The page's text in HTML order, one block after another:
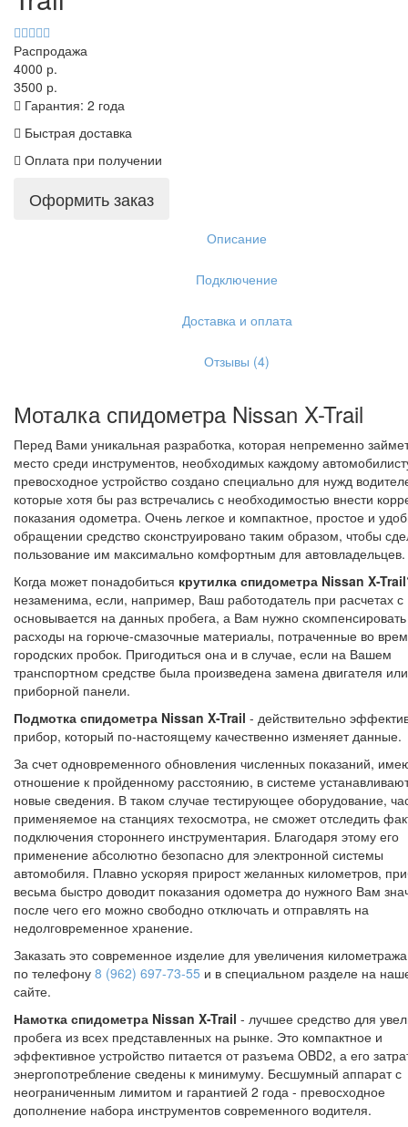
Распродажа
4000 р.
3500 р.
Гарантия: 2 года
Быстрая доставка
Оплата при получении
Оформить заказ
Описание
Подключение
Доставка и оплата
Отзывы (4)
Моталка спидометра Nissan X-Trail
Перед Вами уникальная разработка, которая непременно
место среди инструментов, необходимых каждому
превосходное устройство создано специально для нужд
которые хотя бы раз встречались с необходимостью внести
показания одометра. Очень легкое и компактное, простое и
обращении средство сконструировано таким образом, чтобы
пользование им максимально комфортным для автовладельцев.
Когда может понадобиться крутилка спидометра Nissan X-Trail
незаменима, если, например, Ваш работодатель при расчетах
основывается на данных пробега, а Вам нужно скомпенсировать
расходы на горюче-смазочные материалы, потраченные во
городских пробок. Пригодиться она и в случае, если на Вашем
транспортном средстве была произведена замена двигателя или
приборной панели.
Подмотка спидометра Nissan X-Trail - действительно
прибор, который по-настоящему качественно изменяет данные.
За счет одновременного обновления численных показаний,
отношение к пройденному расстоянию, в системе
новые сведения. В таком случае тестирующее оборудование,
применяемое на станциях техосмотра, не сможет отследить
подключения стороннего инструментария. Благодаря этому его
применение абсолютно безопасно для электронной системы
автомобиля. Плавно ускоряя прирост желанных километров,
весьма быстро доводит показания одометра до нужного Вам
после чего его можно свободно отключать и отправлять на
недолговременное хранение.
Заказать это современное изделие для увеличения
по телефону 8 (962) 697-73-55 и в специальном разделе на
сайте.
Намотка спидометра Nissan X-Trail - лучшее средство для
пробега из всех представленных на рынке. Это компактное и
эффективное устройство питается от разъема OBD2, а его
энергопотребление сведены к минимуму. Бесшумный аппарат с
неограниченным лимитом и гарантией 2 года - превосходное
дополнение набора инструментов современного водителя.